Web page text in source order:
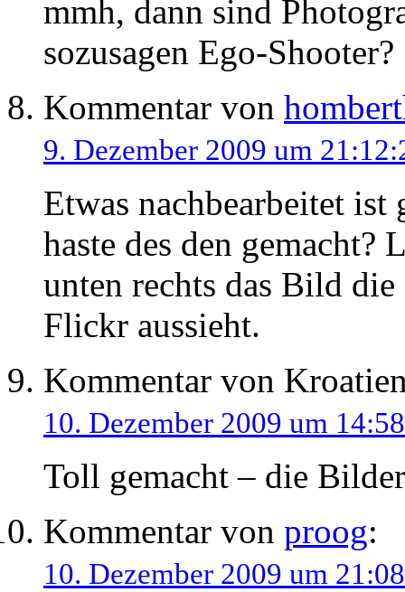
mmh, dann sind
sozusagen Ego-Shooter?
Kommentar von
9. Dezember 2009 um
Etwas nachbearbeitet
haste des den gemacht?
unten rechts das Bild
Flickr aussieht.
Kommentar von
10. Dezember 2009 um
Toll gemacht – die
Kommentar von proog:
10. Dezember 2009 um